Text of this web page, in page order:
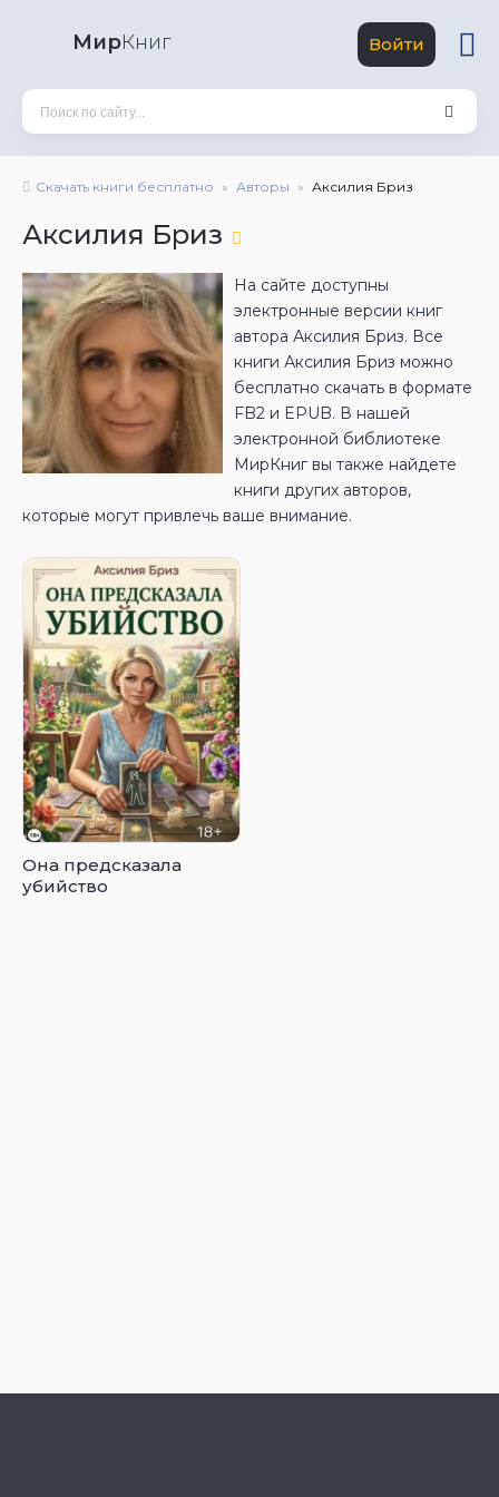
МирКниг Войти
Скачать книги бесплатно Авторы Аксилия Бриз
Аксилия Бриз
На сайте доступны
электронные версии книг
автора Аксилия Бриз. Все
книги Аксилия Бриз можно
бесплатно скачать в формате
FB2 и EPUB. В нашей
электронной библиотеке
МирКниг вы также найдете
книги других авторов,
которые могут привлечь ваше внимание.
Она предсказала
убийство